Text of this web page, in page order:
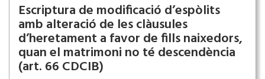
Escriptura de modificació d’espòlits
amb alteració de les clàusules
d’heretament a favor de fills naixedors,
quan el matrimoni no té descendència
(art. 66 CDCIB)